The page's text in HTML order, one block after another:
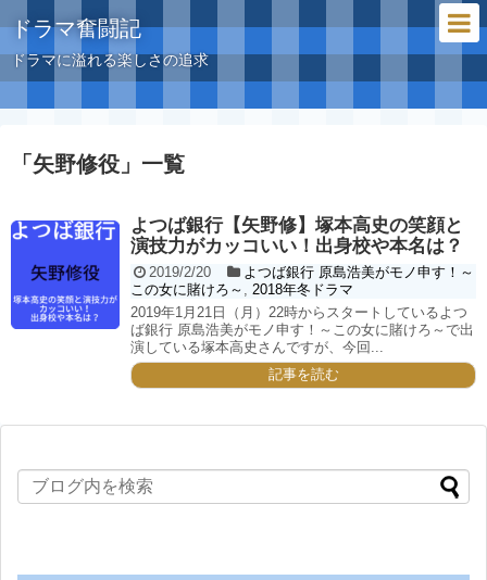
ドラマ奮闘記
ドラマに溢れる楽しさの追求
「 矢野修役 」 一覧
よつば銀行【矢野修】塚本高史の笑顔と
演技力がカッコいい！出身校や本名は？
2019/2/20
よつば銀行 原島浩美がモノ申す！～
この女に賭けろ～
2018年冬ドラマ
2019年1月21日（月）22時からスタートしているよつ
ば銀行 原島浩美がモノ申す！～この女に賭けろ～で出
演している塚本高史さんですが、今回...
記事を読む